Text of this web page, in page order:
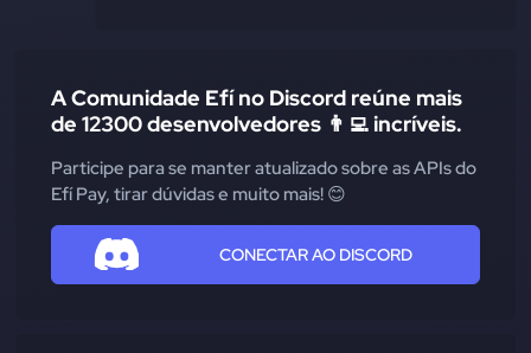
A Comunidade Efí no Discord reúne mais
de 12300 desenvolvedores 👨‍💻 incríveis.
Participe para se manter atualizado sobre as APIs do
Efí Pay, tirar dúvidas e muito mais! 😊
CONECTAR AO DISCORD